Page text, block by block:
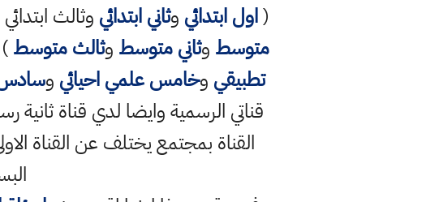
(اول ابتدائي وثاني ابتدائي وثالث
متوسط وثاني متوسط وثالث متوسط
تطبيقي وخامس علمي احيائي وسادس
القناة بمجتمع يختلف عن القناة